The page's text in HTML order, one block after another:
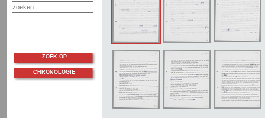
zoeken
ZOEK OP
CHRONOLOGIE